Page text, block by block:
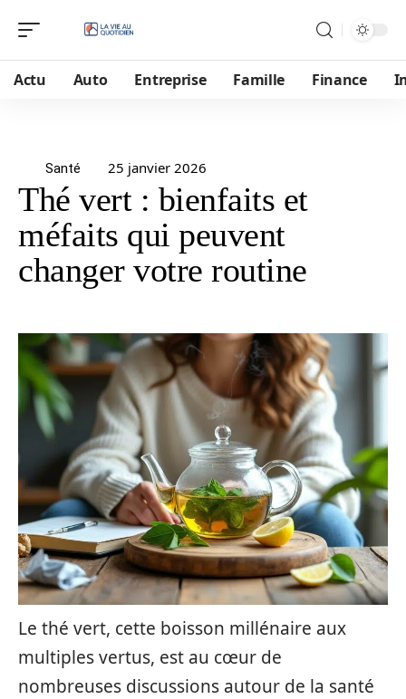
Actu Auto Entreprise Famille Finance
Santé 25 janvier 2026
Thé vert : bienfaits et
méfaits qui peuvent
changer votre routine
Le thé vert, cette boisson millénaire aux
multiples vertus, est au cœur de
nombreuses discussions autour de la santé